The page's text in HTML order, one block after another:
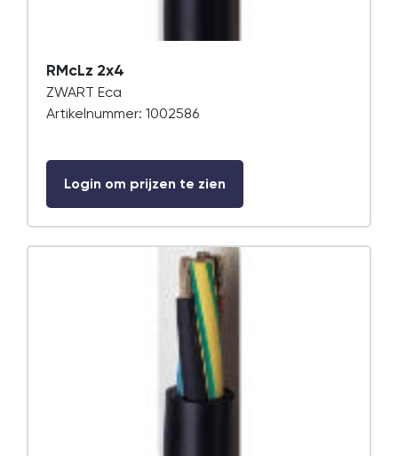
RMcLz 2x4
ZWART Eca
Artikelnummer: 1002586
Login om prijzen te zien